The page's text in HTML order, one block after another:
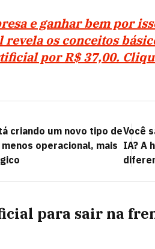
e ganhar bem por
revela os conceitos
por R$ 37,00.
criando um novo tipo de
operacional, mais
Você
IA? A
para sair na